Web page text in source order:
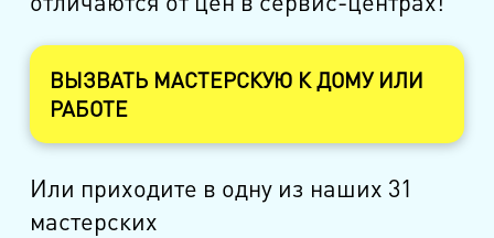
ВЫЗВАТЬ МАСТЕРСКУЮ К ДОМУ ИЛИ
РАБОТЕ
Или приходите в одну из наших 31
мастерских